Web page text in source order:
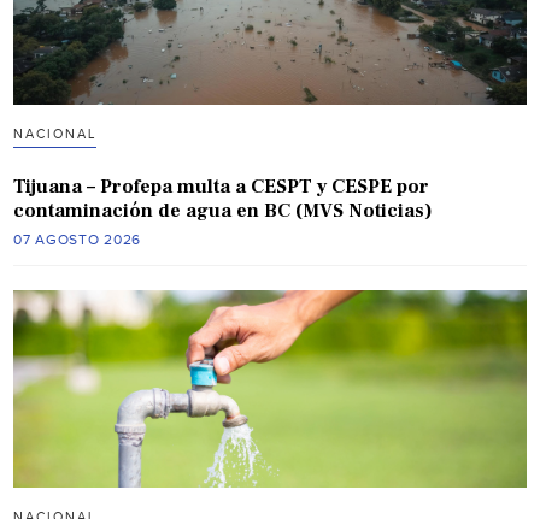
NACIONAL
Tijuana – Profepa multa a CESPT y CESPE por
contaminación de agua en BC (MVS Noticias)
07 AGOSTO 2026